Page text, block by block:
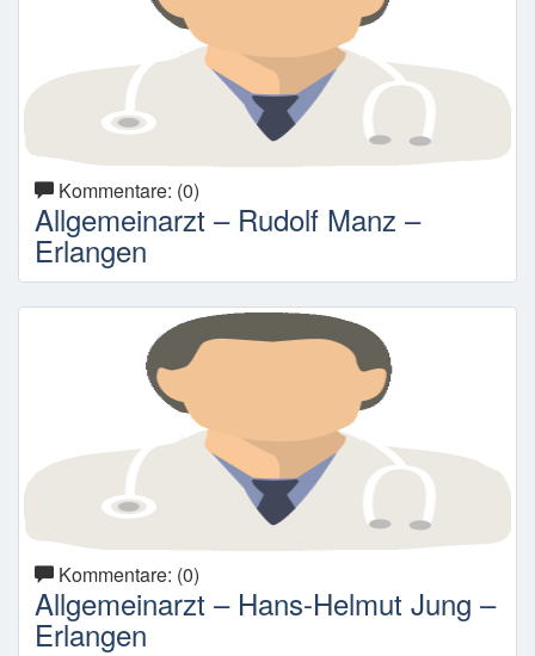
Kommentare: (0)
Allgemeinarzt – Rudolf Manz –
Erlangen
Kommentare: (0)
Allgemeinarzt – Hans-Helmut Jung –
Erlangen